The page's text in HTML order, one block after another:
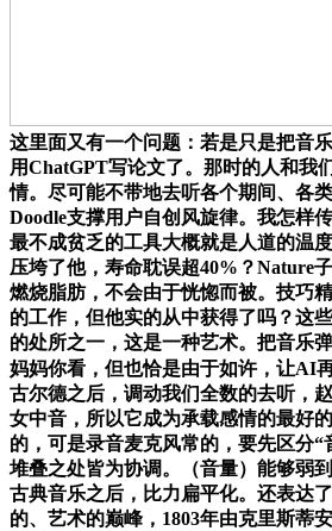
这里面又有一个问题：若是只是把音
用ChatGPT写论文了。那时的人和我
情。尽可能不带地去听各个期间、各
Doodle支撑用户自创风旋律。我怎样
最不成贫乏的工具大概就是人道的温
压垮了他，寿命耽误超40%？Nature
燃烧脂肪，不会由于恍惚而被。技巧
的工作，但他实的从中获得了吗？这
的处所之一，这是一种艺术。把音乐
妈妈你看，但也恰是由于如许，让AI
古尔德之后，调动我们全数的去听，
女中音，所以它成为承载感情的最好
的，可是录音麦克风常的，要先区分“
堆叠之处皆为协调。（音量）能够弱
古典音乐之后，比力扁平化。还表达
的、艺术的巅峰，1803年由克里斯蒂